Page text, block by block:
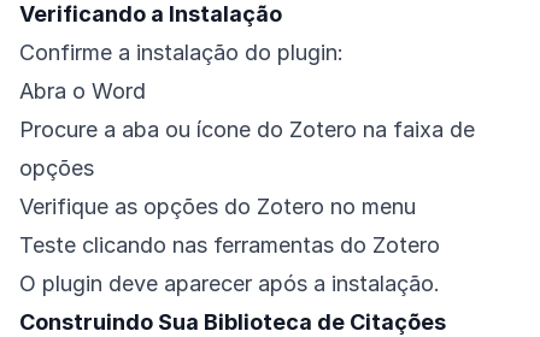
Verificando a Instalação
Confirme a instalação do plugin:
Abra o Word
Procure a aba ou ícone do Zotero na faixa de
opções
Verifique as opções do Zotero no menu
Teste clicando nas ferramentas do Zotero
O plugin deve aparecer após a instalação.
Construindo Sua Biblioteca de Citações